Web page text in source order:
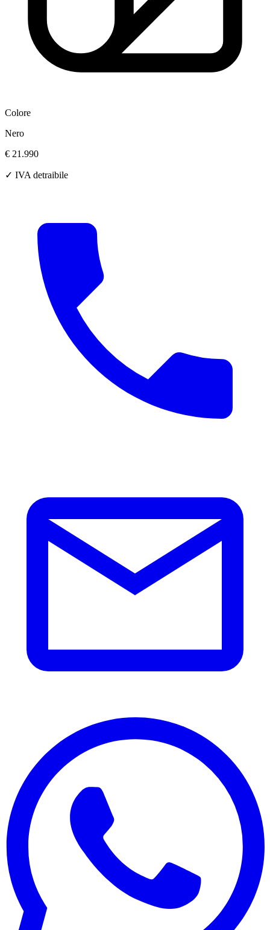
Colore
Nero
€ 21.990
✓ IVA detraibile